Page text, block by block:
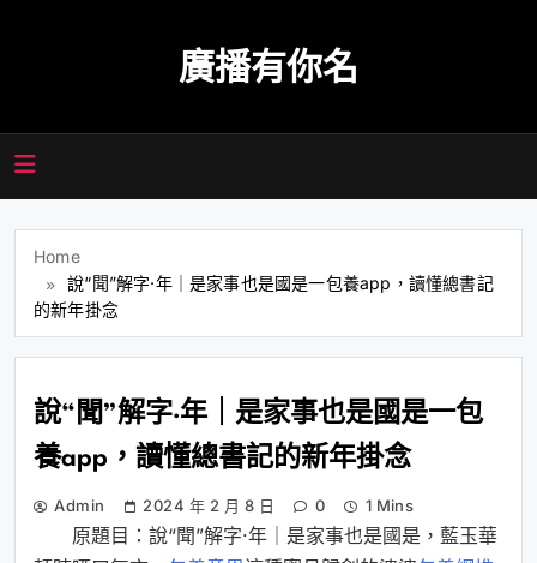
廣播有你名
Home
說“聞”解字·年｜是家事也是國是一包養app，讀懂總書記
的新年掛念
說“聞”解字·年｜是家事也是國是一包
養app，讀懂總書記的新年掛念
Admin 2024 年 2 月 8 日 0 1 Mins
原題目：說“聞”解字·年｜是家事也是國是，藍玉華